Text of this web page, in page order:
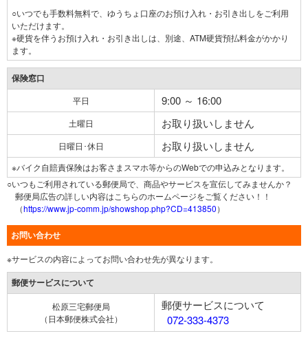
○いつでも手数料無料で、ゆうちょ口座のお預け入れ・お引き出しをご利用
いただけます。
※硬貨を伴うお預け入れ・お引き出しは、別途、ATM硬貨預払料金がかかり
ます。
保険窓口
平日 9:00 ～ 16:00
土曜日 お取り扱いしません
日曜日･休日 お取り扱いしません
※バイク自賠責保険はお客さまスマホ等からのWebでの申込みとなります。
○いつもご利用されている郵便局で、商品やサービスを宣伝してみませんか？
郵便局広告の詳しい内容はこちらのホームページをご覧ください！！
（https://www.jp-comm.jp/showshop.php?CD=413850）
お問い合わせ
※サービスの内容によってお問い合わせ先が異なります。
郵便サービスについて
松原三宅郵便局
（日本郵便株式会社）
郵便サービスについて
072-333-4373